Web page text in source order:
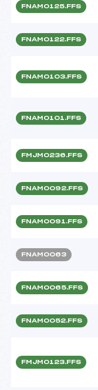
FNAM0125.FFS
FNAM0122.FFS
FNAM0103.FFS
FNAM0101.FFS
FMJM0236.FFS
FNAM0092.FFS
FNAM0091.FFS
FNAM0063
FNAM0065.FFS
FNAM0052.FFS
FMJM0123.FFS